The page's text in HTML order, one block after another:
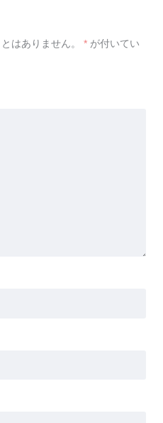
はありません。 * が付いてい